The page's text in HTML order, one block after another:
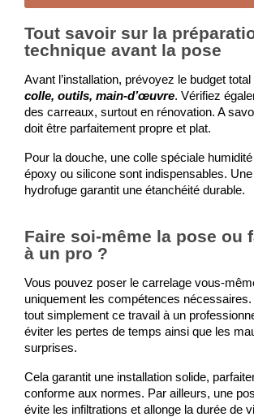
Tout savoir sur la
technique avant la pose
Avant l’installation, prévoyez le budget total
colle, outils, main-d’œuvre. Vérifiez
des carreaux, surtout en rénovation. A
doit être parfaitement propre et plat.
Pour la douche, une colle spéciale
époxy ou silicone sont indispensables.
hydrofuge garantit une étanchéité durable.
Faire soi-même la pose ou
à un pro ?
Vous pouvez poser le carrelage vous-
uniquement les compétences
tout simplement ce travail à un
éviter les pertes de temps ainsi que les
surprises.
Cela garantit une installation solide,
conforme aux normes. Par ailleurs, une
évite les infiltrations et allonge la durée de